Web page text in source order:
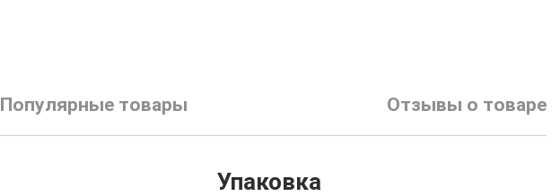
Популярные товары Отзывы о товаре
Упаковка